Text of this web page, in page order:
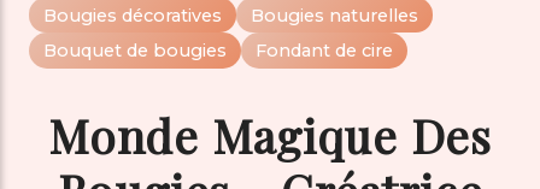
Bougies décoratives
Bougies naturelles
Bouquet de bougies
Fondant de cire
Monde Magique Des